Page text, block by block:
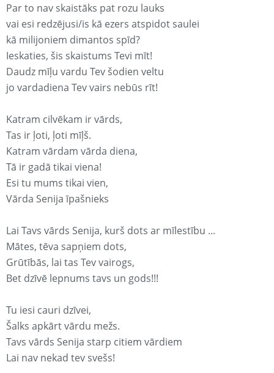
Par to nav skaistāks pat rozu lauks
vai esi redzējusi/is kā ezers atspidot saulei
kā milijoniem dimantos spīd?
Ieskaties, šis skaistums Tevi mīt!
Daudz mīļu vardu Tev šodien veltu
jo vardadiena Tev vairs nebūs rīt!
Katram cilvēkam ir vārds,
Tas ir ļoti, ļoti mīļš.
Katram vārdam vārda diena,
Tā ir gadā tikai viena!
Esi tu mums tikai vien,
Vārda Senija īpašnieks
Lai Tavs vārds Senija, kurš dots ar mīlestību ...
Mātes, tēva sapņiem dots,
Grūtībās, lai tas Tev vairogs,
Bet dzīvē lepnums tavs un gods!!!
Tu iesi cauri dzīvei,
Šalks apkārt vārdu mežs.
Tavs vārds Senija starp citiem vārdiem
Lai nav nekad tev svešs!